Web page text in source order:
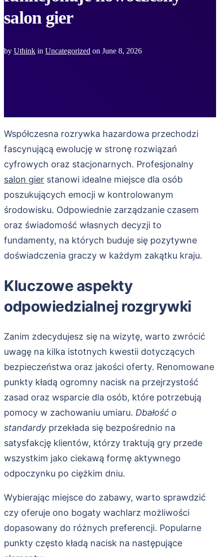
salon gier
by Uthink in Uncategorized on June 8, 2026
Współczesna rozrywka hazardowa przechodzi
fascynującą ewolucję w stronę rozwiązań
cyfrowych oraz stacjonarnych. Profesjonalny
salon gier stanowi idealne miejsce dla osób
poszukujących emocji w kontrolowanym
środowisku. Odpowiednie zarządzanie czasem
oraz świadomość własnych decyzji to
fundamenty, na których buduje się pozytywne
doświadczenia graczy w każdym zakątku kraju.
Kluczowe aspekty
odpowiedzialnej rozgrywki
Zanim zdecydujesz się na wizytę, warto zwrócić
uwagę na kilka istotnych kwestii dotyczących
bezpieczeństwa oraz jakości oferty. Renomowane
punkty kładą ogromny nacisk na przejrzystość
zasad oraz wsparcie dla osób, które potrzebują
pomocy w zachowaniu umiaru. Dbałość o
standardy przekłada się bezpośrednio na
satysfakcję klientów, którzy traktują gry przede
wszystkim jako ciekawą formę aktywnego
odpoczynku po ciężkim dniu.
Wybierając miejsce do zabawy, warto sprawdzić
czy oferuje ono bogaty wachlarz możliwości
dopasowany do różnych preferencji. Popularne
punkty często kładą nacisk na następujące